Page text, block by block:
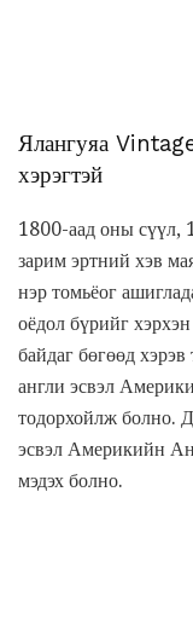
Ялангуяа
хэрэгтэй
1800-аад оны сүүл,
зарим эртний хэв
нэр томьёог
оёдол бүрийг
байдаг бөгөөд
англи эсвэл
тодорхойлж болно.
эсвэл Америкийн
мэдэх болно.